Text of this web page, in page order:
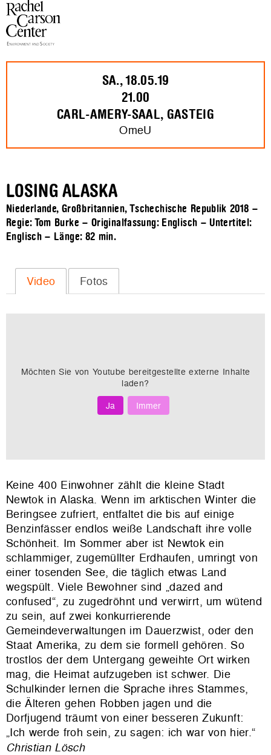
SA., 18.05.19
21.00
CARL-AMERY-SAAL, GASTEIG
OmeU
LOSING ALASKA
Niederlande, Großbritannien, Tschechische Republik 2018 –
Regie: Tom Burke – Originalfassung: Englisch – Untertitel:
Englisch – Länge: 82 min.
Video Fotos
Möchten Sie von Youtube bereitgestellte externe Inhalte
laden?
Ja
Immer
Keine 400 Einwohner zählt die kleine Stadt
Newtok in Alaska. Wenn im arktischen Winter die
Beringsee zufriert, entfaltet die bis auf einige
Benzinfässer endlos weiße Landschaft ihre volle
Schönheit. Im Sommer aber ist Newtok ein
schlammiger, zugemüllter Erdhaufen, umringt von
einer tosenden See, die täglich etwas Land
wegspült. Viele Bewohner sind „dazed and
confused“, zu zugedröhnt und verwirrt, um wütend
zu sein, auf zwei konkurrierende
Gemeindeverwaltungen im Dauerzwist, oder den
Staat Amerika, zu dem sie formell gehören. So
trostlos der dem Untergang geweihte Ort wirken
mag, die Heimat aufzugeben ist schwer. Die
Schulkinder lernen die Sprache ihres Stammes,
die Älteren gehen Robben jagen und die
Dorfjugend träumt von einer besseren Zukunft:
„Ich werde froh sein, zu sagen: ich war von hier.“
Christian Lösch